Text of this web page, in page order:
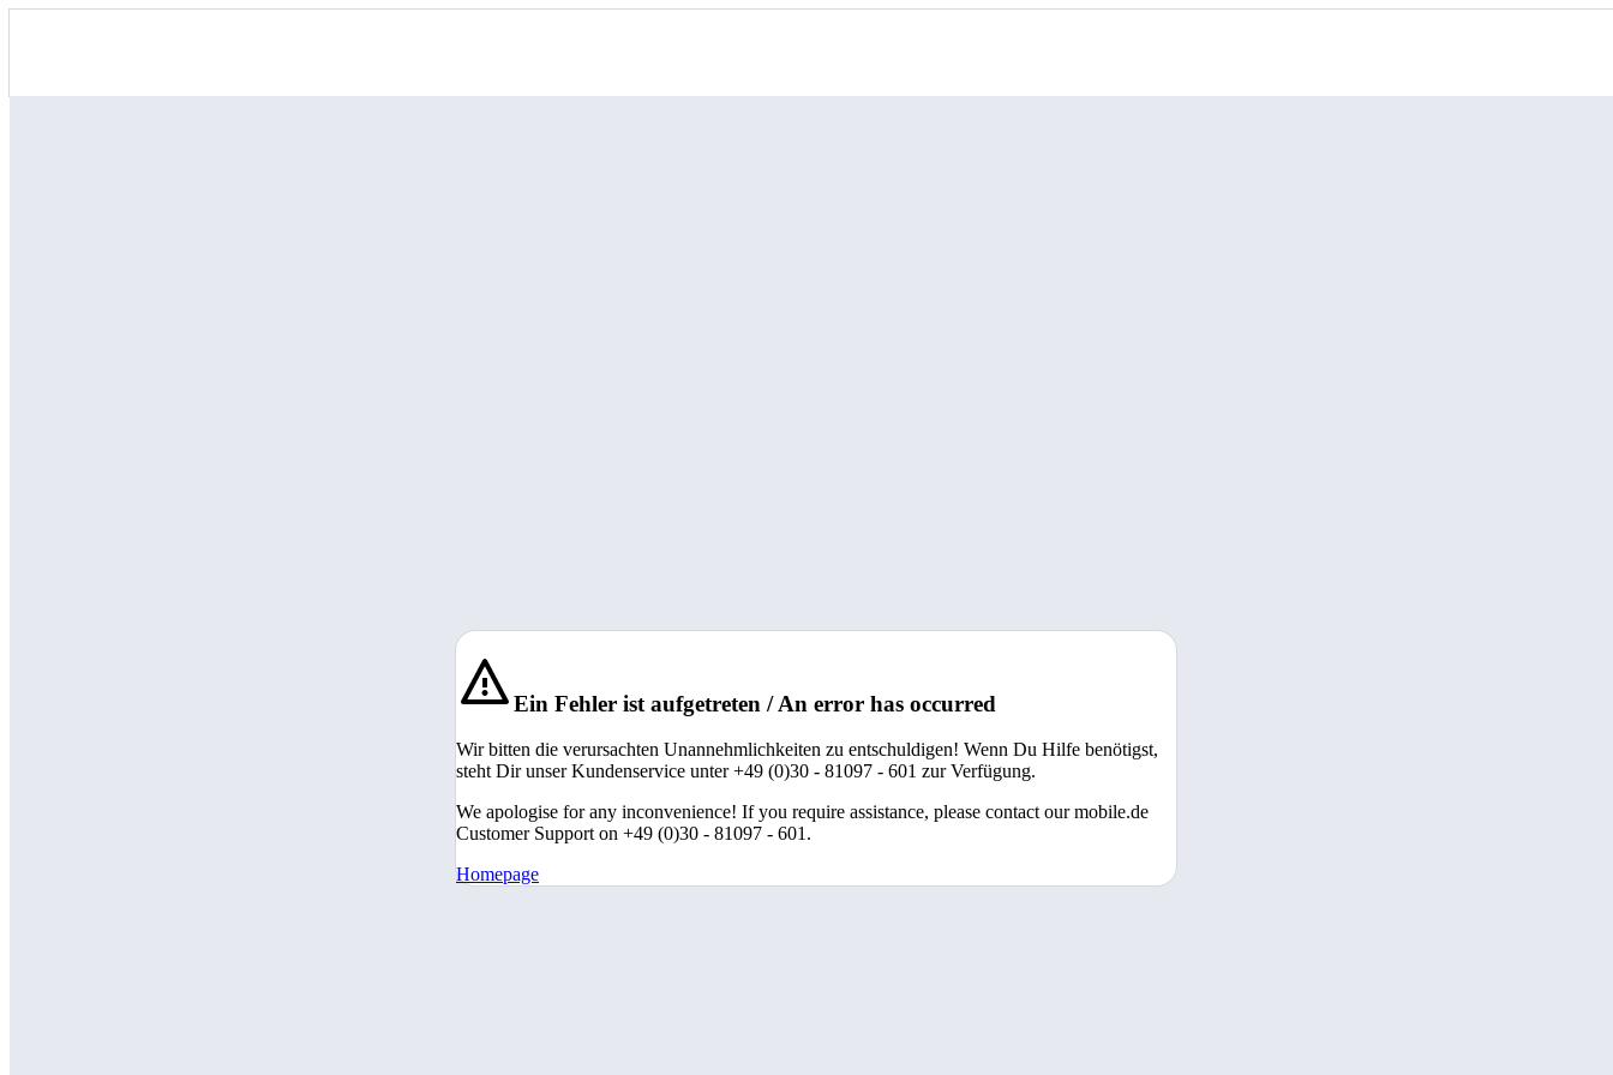
Ein Fehler ist aufgetreten / An error has occurred
Wir bitten die verursachten Unannehmlichkeiten zu entschuldigen! Wenn Du Hilfe benötigst,
steht Dir unser Kundenservice unter +49 (0)30 - 81097 - 601 zur Verfügung.
We apologise for any inconvenience! If you require assistance, please contact our mobile.de
Customer Support on +49 (0)30 - 81097 - 601.
Homepage